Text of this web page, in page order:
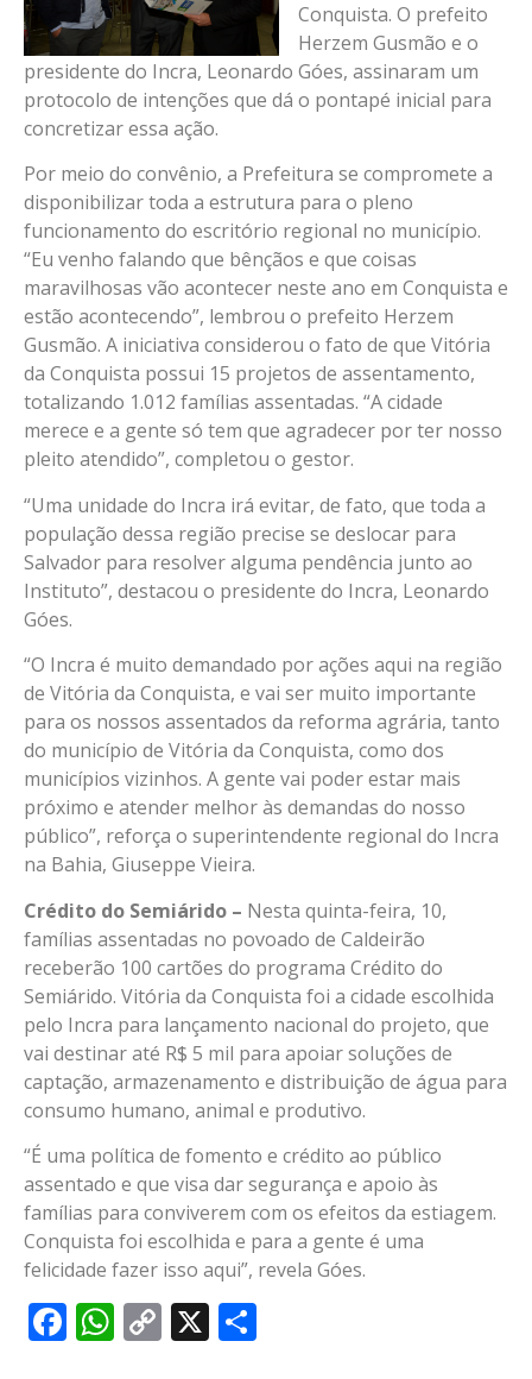
Conquista. O prefeito
Herzem Gusmão e o
presidente do Incra, Leonardo Góes, assinaram um
protocolo de intenções que dá o pontapé inicial para
concretizar essa ação.
Por meio do convênio, a Prefeitura se compromete a
disponibilizar toda a estrutura para o pleno
funcionamento do escritório regional no município.
“Eu venho falando que bênçãos e que coisas
maravilhosas vão acontecer neste ano em Conquista e
estão acontecendo”, lembrou o prefeito Herzem
Gusmão. A iniciativa considerou o fato de que Vitória
da Conquista possui 15 projetos de assentamento,
totalizando 1.012 famílias assentadas. “A cidade
merece e a gente só tem que agradecer por ter nosso
pleito atendido”, completou o gestor.
“Uma unidade do Incra irá evitar, de fato, que toda a
população dessa região precise se deslocar para
Salvador para resolver alguma pendência junto ao
Instituto”, destacou o presidente do Incra, Leonardo
Góes.
“O Incra é muito demandado por ações aqui na região
de Vitória da Conquista, e vai ser muito importante
para os nossos assentados da reforma agrária, tanto
do município de Vitória da Conquista, como dos
municípios vizinhos. A gente vai poder estar mais
próximo e atender melhor às demandas do nosso
público”, reforça o superintendente regional do Incra
na Bahia, Giuseppe Vieira.
Crédito do Semiárido – Nesta quinta-feira, 10,
famílias assentadas no povoado de Caldeirão
receberão 100 cartões do programa Crédito do
Semiárido. Vitória da Conquista foi a cidade escolhida
pelo Incra para lançamento nacional do projeto, que
vai destinar até R$ 5 mil para apoiar soluções de
captação, armazenamento e distribuição de água para
consumo humano, animal e produtivo.
“É uma política de fomento e crédito ao público
assentado e que visa dar segurança e apoio às
famílias para conviverem com os efeitos da estiagem.
Conquista foi escolhida e para a gente é uma
felicidade fazer isso aqui”, revela Góes.
Facebook
WhatsApp
Copy
X